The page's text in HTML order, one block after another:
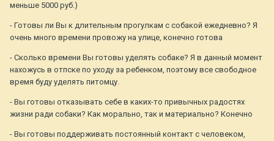
меньше 5000 руб.)
- Готовы ли Вы к длительным прогулкам с собакой ежедневно? Я
очень много времени провожу на улице, конечно готова
- Сколько времени Вы готовы уделять собаке? Я в данный момент
нахожусь в отпске по уходу за ребенком, поэтому все свободное
время буду уделять питомцу.
- Вы готовы отказывать себе в каких-то привычных радостях
жизни ради собаки? Как морально, так и материально? Конечно
- Вы готовы поддерживать постоянный контакт с человеком,